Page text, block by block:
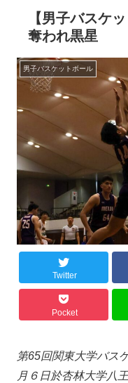
【男子バスケ
奪われ黒星
男子バスケットボール
Twitter
Pocket
第65回関東大学バ
月６日於杏林大学八